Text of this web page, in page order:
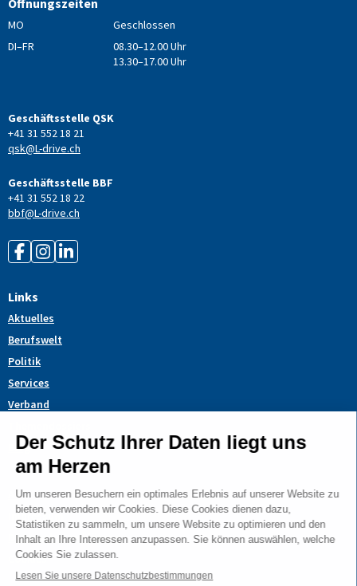
MO
Geschlossen
DI–FR
08.30–12.00 Uhr
13.30–17.00 Uhr
Geschäftsstelle QSK
+41 31 552 18 21
qsk@L-drive.ch
Geschäftsstelle BBF
+41 31 552 18 22
bbf@L-drive.ch
Links
Aktuelles
Berufswelt
Politik
Services
Verband
Blog
AGB
Impressum
Datenschutzerklärung
Cookies